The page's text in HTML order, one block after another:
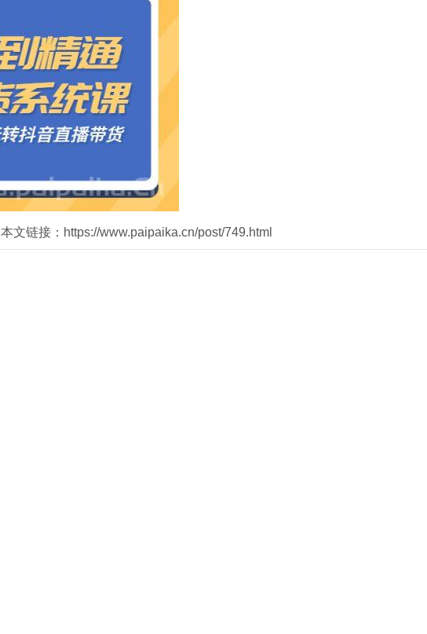
本文链接：https://www.paipaika.cn/post/749.html